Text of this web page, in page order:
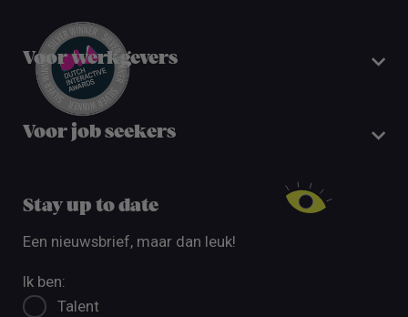
Voor werkgevers
Voor job seekers
Stay up to date
Een nieuwsbrief, maar dan leuk!
Ik ben:
Talent